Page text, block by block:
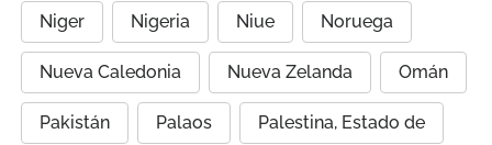
Niger Nigeria Niue Noruega
Nueva Caledonia Nueva Zelanda Omán
Pakistán Palaos Palestina, Estado de